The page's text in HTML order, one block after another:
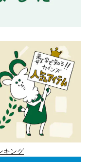
キング